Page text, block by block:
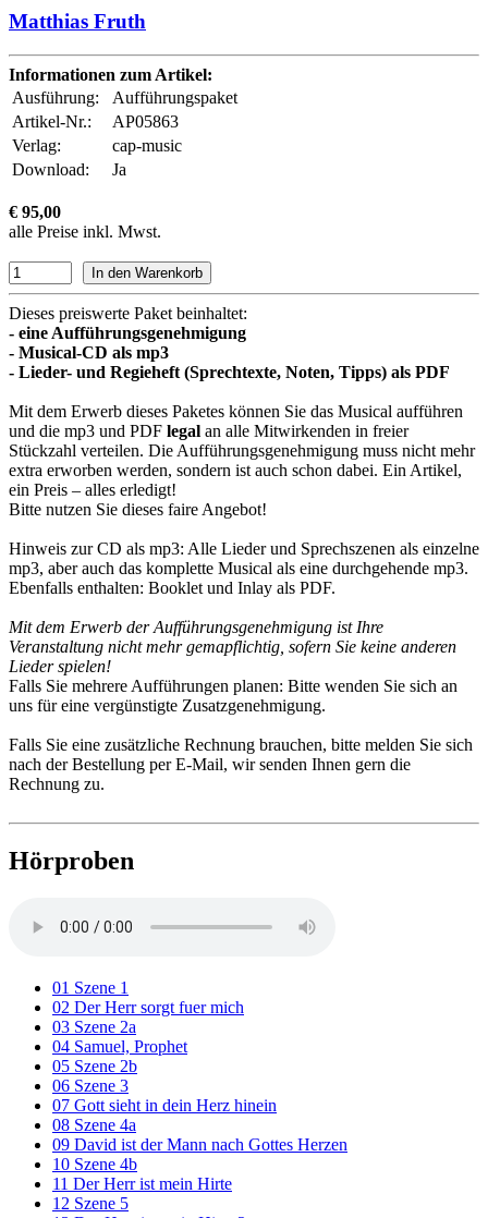
Matthias Fruth
Informationen zum Artikel:
Ausführung:
Aufführungspaket
Artikel-Nr.:
AP05863
Verlag:
cap-music
Download:
Ja
€ 95,00
alle Preise inkl. Mwst.
Dieses preiswerte Paket beinhaltet:
- eine Aufführungsgenehmigung
- Musical-CD als mp3
- Lieder- und Regieheft (Sprechtexte, Noten, Tipps) als PDF
Mit dem Erwerb dieses Paketes können Sie das Musical aufführen
und die mp3 und PDF legal an alle Mitwirkenden in freier
Stückzahl verteilen. Die Aufführungsgenehmigung muss nicht mehr
extra erworben werden, sondern ist auch schon dabei. Ein Artikel,
ein Preis – alles erledigt!
Bitte nutzen Sie dieses faire Angebot!
Hinweis zur CD als mp3: Alle Lieder und Sprechszenen als einzelne
mp3, aber auch das komplette Musical als eine durchgehende mp3.
Ebenfalls enthalten: Booklet und Inlay als PDF.
Mit dem Erwerb der Aufführungsgenehmigung ist Ihre
Veranstaltung nicht mehr gemapflichtig, sofern Sie keine anderen
Lieder spielen!
Falls Sie mehrere Aufführungen planen: Bitte wenden Sie sich an
uns für eine vergünstigte Zusatzgenehmigung.
Falls Sie eine zusätzliche Rechnung brauchen, bitte melden Sie sich
nach der Bestellung per E-Mail, wir senden Ihnen gern die
Rechnung zu.
Hörproben
01 Szene 1
02 Der Herr sorgt fuer mich
03 Szene 2a
04 Samuel, Prophet
05 Szene 2b
06 Szene 3
07 Gott sieht in dein Herz hinein
08 Szene 4a
09 David ist der Mann nach Gottes Herzen
10 Szene 4b
11 Der Herr ist mein Hirte
12 Szene 5